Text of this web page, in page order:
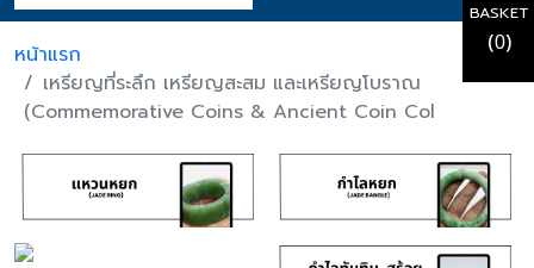
BASKET
(0)
หน้าแรก
เหรียญที่ระลึก เหรียญสะสม และเหรียญโบราณ
(Commemorative Coins & Ancient Coin Col